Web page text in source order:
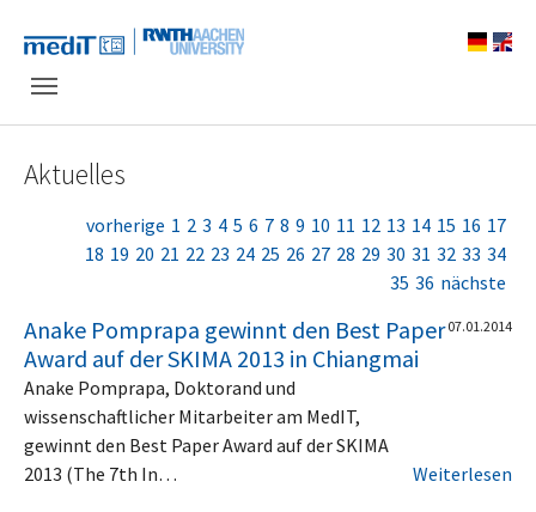
Aktuelles
vorherige 1 2 3 4 5 6 7 8 9 10 11 12 13 14 15 16 17
18 19 20 21 22 23 24 25 26 27 28 29 30 31 32 33 34
35 36 nächste
Anake Pomprapa gewinnt den Best Paper
Award auf der SKIMA 2013 in Chiangmai
07.01.2014
Anake Pomprapa, Doktorand und
wissenschaftlicher Mitarbeiter am MedIT,
gewinnt den Best Paper Award auf der SKIMA
2013 (The 7th In…
Weiterlesen